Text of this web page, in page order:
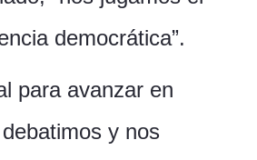
democrática”.
para avanzar en
y nos